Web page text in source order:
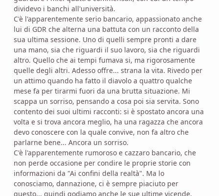
dividevo i banchi all'università.
C'è l'apparentemente serio bancario, appassionato anche
lui di GDR che alterna una battuta con un racconto della
sua ultima sessione. Uno di quelli sempre pronti a dare
una mano, sia che riguardi il suo lavoro, sia che riguardi
altro. Quello che ai tempi fumava si, ma rigorosamente
quelle degli altri. Adesso offre... strana la vita. Rivedo per
un attimo quando ha fatto il diavolo a quattro qualche
mese fa per tirarmi fuori da una brutta situazione. Mi
scappa un sorriso, pensando a cosa poi sia servita. Sono
contento dei suoi ultimi racconti: si è spostato ancora una
volta e si trova ancora meglio, ha una ragazza che ancora
devo conoscere con la quale convive, non fa altro che
parlarne bene... Ancora un sorriso.
C'è l'apparentemente rumoroso e cazzaro bancario, che
non perde occasione per condire le proprie storie con
informazioni da "Ai confini della realtà". Ma lo
conosciamo, dannazione, ci è sempre piaciuto per
questo... quindi godiamo anche le sue ultime vicende,